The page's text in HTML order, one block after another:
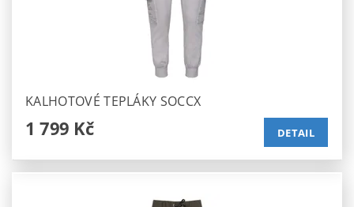
KALHOTOVÉ TEPLÁKY SOCCX
1 799 Kč DETAIL